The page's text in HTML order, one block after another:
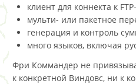
клиент для коннекта к
мульти- или пакетное
генерация и контроль
много языков, включая
Фри Коммандер не
к конкретной Виндовс, ни к